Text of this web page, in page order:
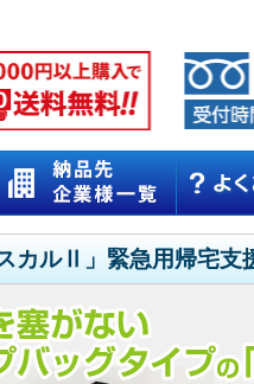
カルⅡ」緊急用帰宅支